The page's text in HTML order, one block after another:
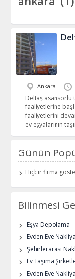
Ankara
Deltaş asansörlü
faaliyetlerine
faaliyetlerini
ev eşyalarının
Günün
Hiçbir firma
Bilinmesi
Eşya Depolama
Evden Eve
Şehirlerarası
Ev Taşıma
Evden Eve